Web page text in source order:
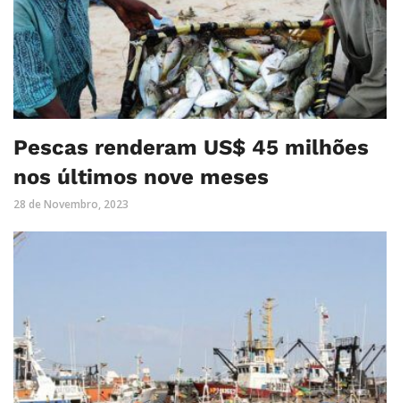
Pescas renderam US$ 45 milhões
nos últimos nove meses
28 de Novembro, 2023